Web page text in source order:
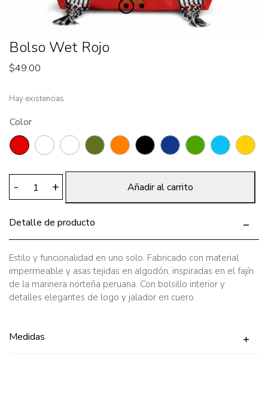
Bolso Wet Rojo
$49.00
Hay existencias
Color
cantidad
+
- Añadir al carrito
Detalle de producto
Estilo y funcionalidad en uno solo. Fabricado con material
impermeable y asas tejidas en algodón, inspiradas en el fajín
de la marinera norteña peruana. Con bolsillo interior y
detalles elegantes de logo y jalador en cuero.
Medidas